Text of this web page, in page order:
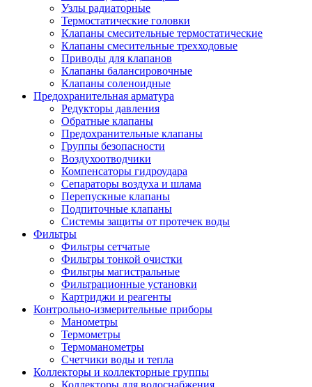
Узлы радиаторные
Термостатические головки
Клапаны смесительные термостатические
Клапаны смесительные трехходовые
Приводы для клапанов
Клапаны балансировочные
Клапаны соленоидные
Предохранительная арматура
Редукторы давления
Обратные клапаны
Предохранительные клапаны
Группы безопасности
Воздухоотводчики
Компенсаторы гидроудара
Сепараторы воздуха и шлама
Перепускные клапаны
Подпиточные клапаны
Системы защиты от протечек воды
Фильтры
Фильтры сетчатые
Фильтры тонкой очистки
Фильтры магистральные
Фильтрационные установки
Картриджи и реагенты
Контрольно-измерительные приборы
Манометры
Термометры
Термоманометры
Счетчики воды и тепла
Коллекторы и коллекторные группы
Коллекторы для водоснабжения